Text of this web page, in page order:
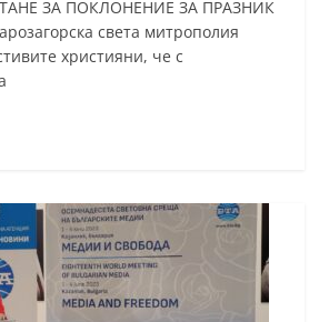
ЗА ПОКЛОНЕНИЕ ЗА ПРАЗНИК
света митрополия
християни, че с